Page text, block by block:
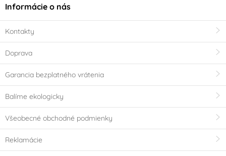
Informácie o nás
Kontakty
Doprava
Garancia bezplatného vrátenia
Balíme ekologicky
Všeobecné obchodné podmienky
Reklamácie